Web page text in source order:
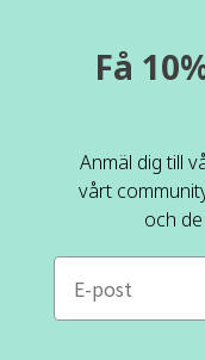
Få
Anmäl dig till
vårt
och
e-mail